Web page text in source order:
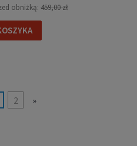
obniżką: 459,00 zł
2 »